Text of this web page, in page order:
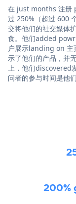
在 just months 注册
过 250%（超过 600
交将他们的社交媒体
食。他们added
户展示landing on 主
示了他们的产品，并
上，他们discovered
问者的参与时间是他
200%